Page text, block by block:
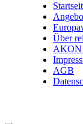
Über
AKON
AGB